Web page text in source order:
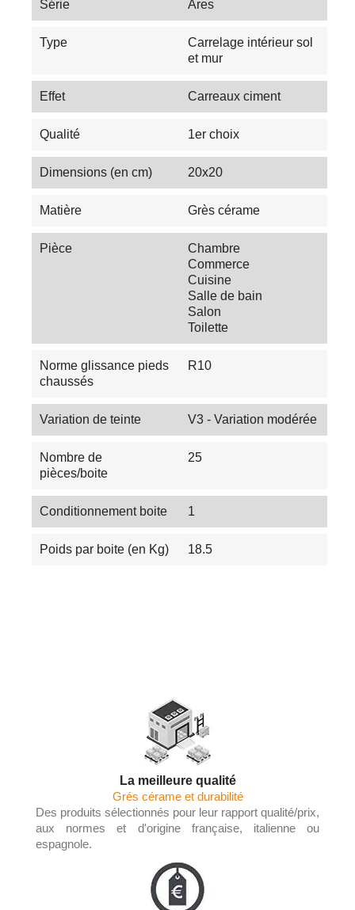
Série Ares
Type
Carrelage intérieur sol
et mur
Effet Carreaux ciment
Qualité 1er choix
Dimensions (en cm) 20x20
Matière Grès cérame
Pièce
Chambre
Commerce
Cuisine
Salle de bain
Salon
Toilette
Norme glissance pieds
chaussés
R10
Variation de teinte V3 - Variation modérée
Nombre de
pièces/boite
25
Conditionnement boite 1
Poids par boite (en Kg) 18.5
La meilleure qualité
Grés cérame et durabilité
Des produits sélectionnés pour leur rapport qualité/prix,
aux normes et d'origine française, italienne ou
espagnole.